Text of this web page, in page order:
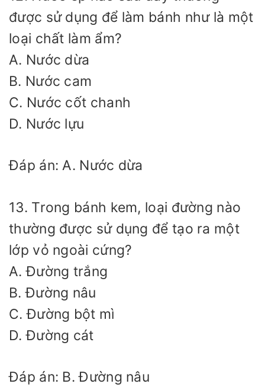
được sử dụng để làm bánh như là một
loại chất làm ẩm?
A. Nước dừa
B. Nước cam
C. Nước cốt chanh
D. Nước lựu
Đáp án: A. Nước dừa
13. Trong bánh kem, loại đường nào
thường được sử dụng để tạo ra một
lớp vỏ ngoài cứng?
A. Đường trắng
B. Đường nâu
C. Đường bột mì
D. Đường cát
Đáp án: B. Đường nâu